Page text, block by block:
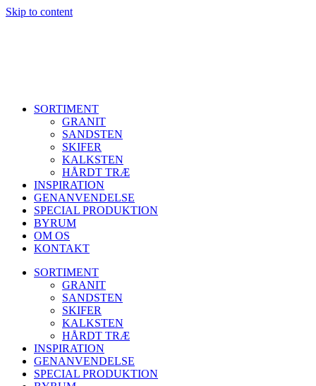
Skip to content
SORTIMENT
GRANIT
SANDSTEN
SKIFER
KALKSTEN
HÅRDT TRÆ
INSPIRATION
GENANVENDELSE
SPECIAL PRODUKTION
BYRUM
OM OS
KONTAKT
SORTIMENT
GRANIT
SANDSTEN
SKIFER
KALKSTEN
HÅRDT TRÆ
INSPIRATION
GENANVENDELSE
SPECIAL PRODUKTION